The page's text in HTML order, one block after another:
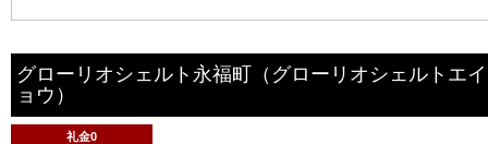
グローリオシェルト永福町 （グローリオシェルトエ
ョウ）
礼金0